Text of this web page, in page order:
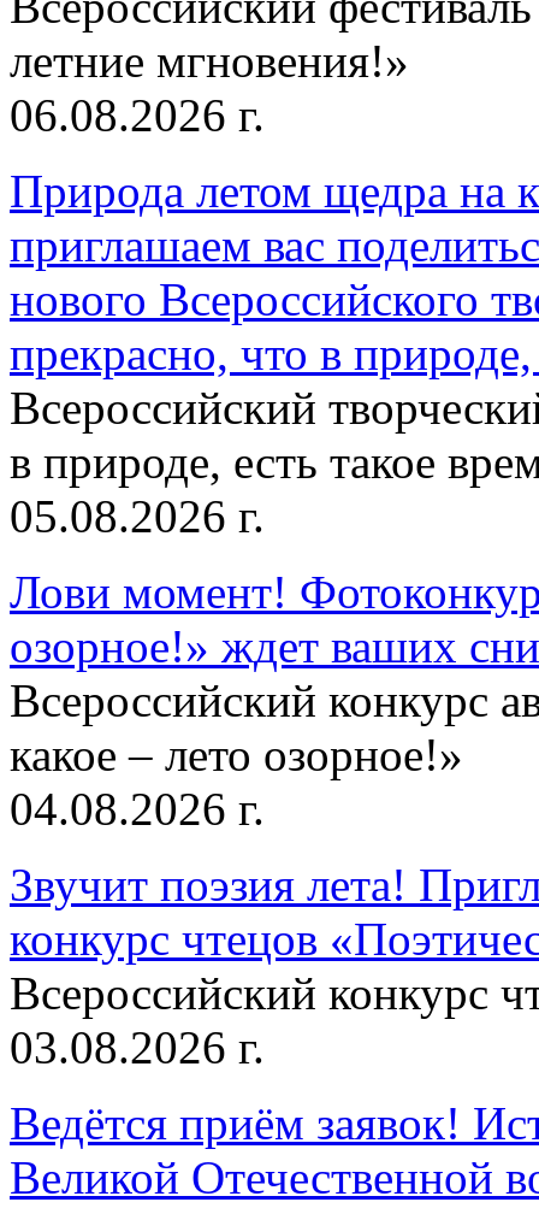
летние мгновения!»
06.08.2026 г.
Природа летом щедра на
приглашаем вас
нового Всероссийского
прекрасно, что в
Всероссийский
в природе, есть такое
05.08.2026 г.
Лови момент!
озорное!» ждет ваших
Всероссийский конкурс
какое – лето озорное!»
04.08.2026 г.
Звучит поэзия лета!
конкурс чтецов
Всероссийский конкурс
03.08.2026 г.
Ведётся приём заявок!
Великой Отечественной